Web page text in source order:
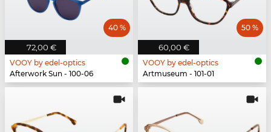
72,00 €
40 %
VOOY by edel-optics
Afterwork Sun - 100-06
60,00 €
50 %
VOOY by edel-optics
Artmuseum - 101-01